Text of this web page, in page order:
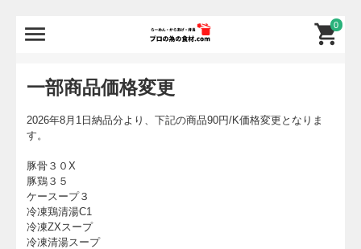
0
一部商品価格変更
2026年8月1日納品分より、下記の商品90円/K価格変更となりま
す。
豚骨３０X
豚鶏３５
ケースープ３
冷凍鶏清湯C1
冷凍ZXスープ
冷凍清湯スープ